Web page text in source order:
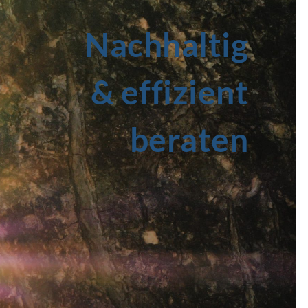
Nachhaltig
& effizient
beraten